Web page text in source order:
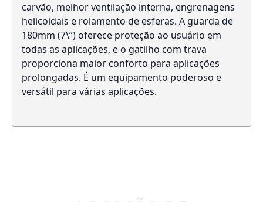
carvão, melhor ventilação interna, engrenagens
helicoidais e rolamento de esferas. A guarda de
180mm (7\”) oferece proteção ao usuário em
todas as aplicações, e o gatilho com trava
proporciona maior conforto para aplicações
prolongadas. É um equipamento poderoso e
versátil para várias aplicações.